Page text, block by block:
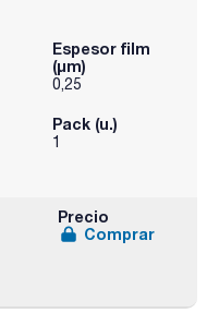
Espesor film
(µm)
0,25
Pack (u.)
1
Precio
Comprar